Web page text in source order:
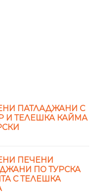
ПАТЛАДЖАНИ С
И ТЕЛЕШКА КАЙМА
ПЕЧЕНИ
ПО ТУРСКА
С ТЕЛЕШКА